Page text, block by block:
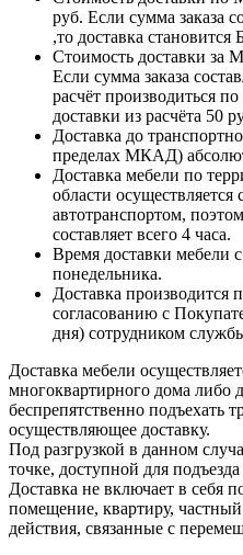
руб. Если сумма заказа
,то доставка
Стоимость доставки за
Если сумма заказа
расчёт производиться
доставки из расчёта 50
Доставка до
пределах МКАД)
Доставка мебели по
области
автотранспортом,
составляет всего 4 часа.
Время доставки мебели
понедельника.
Доставка производится
согласованию с
дня) сотрудником
Доставка мебели
многоквартирного дома либо
беспрепятственно подъехать
осуществляющее доставку.
Под разгрузкой в данном
точке, доступной для
Доставка не включает в себя
помещение, квартиру,
действия, связанные с